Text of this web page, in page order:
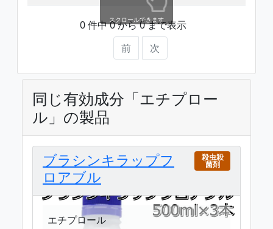
0 件中 0 から 0 まで表示
前
次
スクロールできます
同じ有効成分「エチプロー
ル」の製品
ブラシンキラップフ
ロアブル
殺虫殺
菌剤
エチプロール